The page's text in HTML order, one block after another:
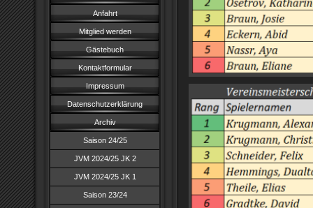
Anfahrt
Mitglied werden
Gästebuch
Kontaktformular
Impressum
Datenschutzerklärung
Archiv
Saison 24/25
JVM 2024/25 JK 2
JVM 2024/25 JK 1
Saison 23/24